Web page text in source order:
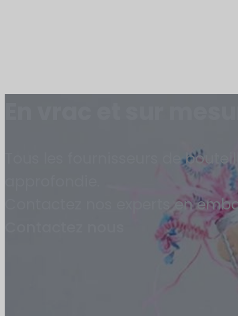
Tous les fournisseurs de
Contactez nos experts en